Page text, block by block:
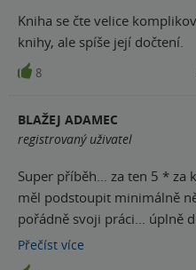
má fantazie, abych si
snažil popsat. Kniha je
pohádková, mysteriózní,
ne horor.
Kniha se čte velice
knihy, ale spíše její dočtení.
8
BLAŽEJ ADAMEC
registrovaný uživatel
Super příběh... za ten 5 *
měl podstoupit minimálně
pořádně svoji práci... úplně
škoda, že nejde dát 0 *...
Přečíst více